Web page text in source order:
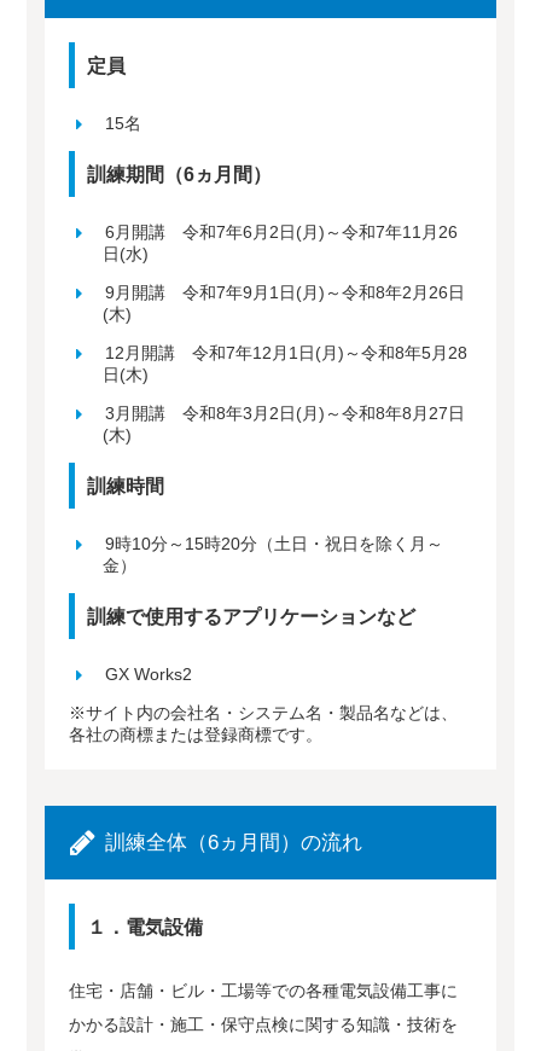
定員
15名
訓練期間（6ヵ月間）
6月開講 令和7年6月2日(月)～令和7年11月26
日(水)
9月開講 令和7年9月1日(月)～令和8年2月26日
(木)
12月開講 令和7年12月1日(月)～令和8年5月28
日(木)
3月開講 令和8年3月2日(月)～令和8年8月27日
(木)
訓練時間
9時10分～15時20分（土日・祝日を除く月～
金）
訓練で使用するアプリケーションなど
GX Works2
※サイト内の会社名・システム名・製品名などは、
各社の商標または登録商標です。
訓練全体（6ヵ月間）の流れ
１．電気設備
住宅・店舗・ビル・工場等での各種電気設備工事に
かかる設計・施工・保守点検に関する知識・技術を